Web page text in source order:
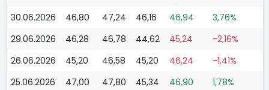
30.06.2026
46,80 47,24 46,16 46,94
3,76%
29.06.2026
46,28 46,78 44,62 45,24
-2,16%
26.06.2026
45,20 46,58 45,20 46,24
-1,41%
25.06.2026
47,00 47,80 45,34 46,90
1,78%